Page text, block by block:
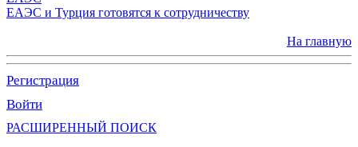
ЕАЭС и Турция готовятся к сотрудничеству
На главную
Регистрация
Войти
РАСШИРЕННЫЙ ПОИСК